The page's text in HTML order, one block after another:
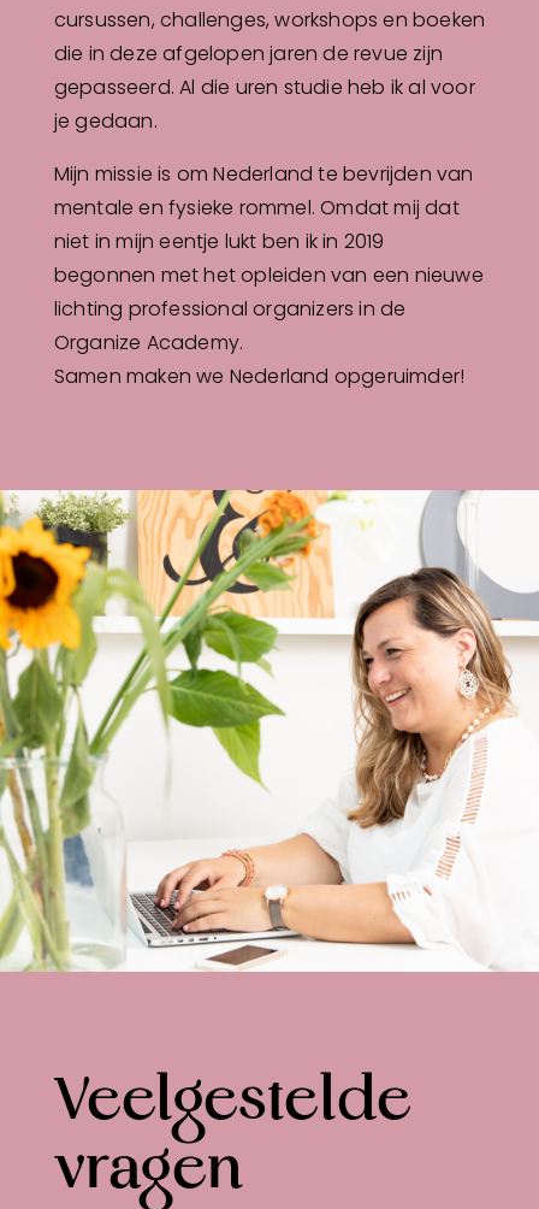
cursussen, challenges, workshops en boeken
die in deze afgelopen jaren de revue zijn
gepasseerd. Al die uren studie heb ik al voor
je gedaan.
Mijn missie is om Nederland te bevrijden van
mentale en fysieke rommel. Omdat mij dat
niet in mijn eentje lukt ben ik in 2019
begonnen met het opleiden van een nieuwe
lichting professional organizers in de
Organize Academy.
Samen maken we Nederland opgeruimder!
Veelgestelde
vragen